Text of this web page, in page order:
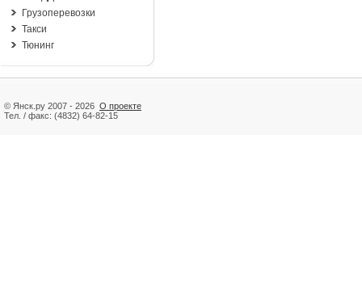
Грузоперевозки
Такси
Тюнинг
© Янск.ру 2007 - 2026 О проекте
Тел. / факс: (4832) 64-82-15